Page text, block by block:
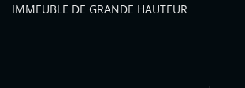
IMMEUBLE DE GRANDE HAUTEUR